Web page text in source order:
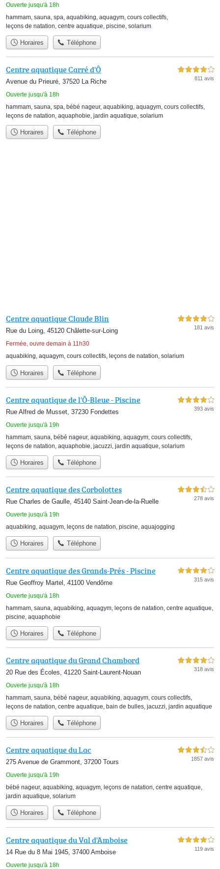
Ouverte jusqu'à 18h
hammam sauna spa aquabiking aquagym cours collectifs
leçons de natation centre aquatique piscine solarium
Horaires Téléphone
Centre aquatique Carré d'Ô
Avenue du Prieuré, 37520 La Riche
Ouverte jusqu'à 18h
4,0 étoiles sur 5
811 avis
hammam, sauna, spa, bébé nageur, aquabiking, aquagym, cours collectifs,
leçons de natation, aquaphobie, jardin aquatique, solarium
Horaires Téléphone
Centre aquatique Claude Blin
Rue du Loing, 45120 Châlette-sur-Loing
Fermée, ouvre demain à 11h30
4,0 étoiles sur 5
181 avis
aquabiking, aquagym, cours collectifs, leçons de natation, solarium
Horaires Téléphone
Centre aquatique de l'Ô-Bleue - Piscine
Rue Alfred de Musset, 37230 Fondettes
Ouverte jusqu'à 19h
4,0 étoiles sur 5
393 avis
hammam sauna bébé nageur, aquabiking aquagym cours collectifs
leçons de natation aquaphobie jacuzzi jardin aquatique solarium
Horaires Téléphone
Centre aquatique des Corbolottes
Rue Charles de Gaulle, 45140 Saint-Jean-de-la-Ruelle
Ouverte jusqu'à 19h
3,5 étoiles sur 5
278 avis
aquabiking, aquagym, leçons de natation, piscine, aquajogging
Horaires Téléphone
Centre aquatique des Grands-Prés - Piscine
Rue Geoffroy Martel, 41100 Vendôme
Ouverte jusqu'à 18h
4,0 étoiles sur 5
315 avis
hammam sauna aquabiking aquagym leçons de natation centre aquatique
piscine aquaphobie
Horaires Téléphone
Centre aquatique du Grand Chambord
20 Rue des Écoles, 41220 Saint-Laurent-Nouan
Ouverte jusqu'à 18h
4,0 étoiles sur 5
318 avis
hammam, sauna, bébé nageur, aquabiking, aquagym, cours collectifs,
leçons de natation, centre aquatique, bain de bulles, jacuzzi, jardin aquatique
Horaires Téléphone
Centre aquatique du Lac
275 Avenue de Grammont, 37200 Tours
Ouverte jusqu'à 19h
3,5 étoiles sur 5
1857 avis
bébé nageur, aquabiking, aquagym, leçons de natation, centre aquatique,
jardin aquatique, solarium
Horaires Téléphone
Centre aquatique du Val d'Amboise
14 Rue du 8 Mai 1945, 37400 Amboise
Ouverte jusqu'à 18h
4,0 étoiles sur 5
119 avis